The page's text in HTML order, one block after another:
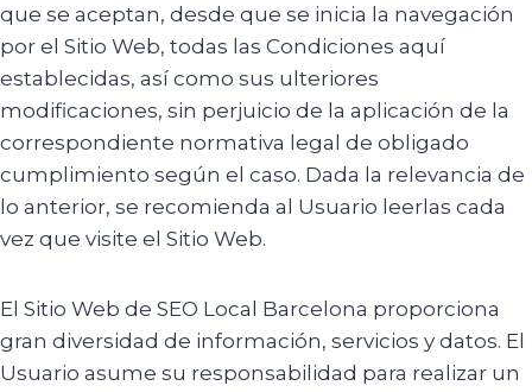
que se aceptan, desde que se inicia la navegación
por el Sitio Web, todas las Condiciones aquí
establecidas, así como sus ulteriores
modificaciones, sin perjuicio de la aplicación de la
correspondiente normativa legal de obligado
cumplimiento según el caso. Dada la relevancia de
lo anterior, se recomienda al Usuario leerlas cada
vez que visite el Sitio Web.
El Sitio Web de SEO Local Barcelona proporciona
gran diversidad de información, servicios y datos. El
Usuario asume su responsabilidad para realizar un